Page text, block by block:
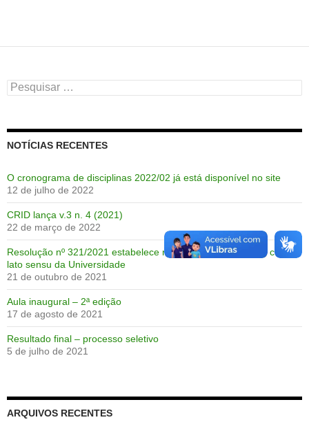
Pesquisar
por:
NOTÍCIAS RECENTES
O cronograma de disciplinas 2022/02 já está disponível no site
12 de julho de 2022
CRID lança v.3 n. 4 (2021)
22 de março de 2022
Resolução nº 321/2021 estabelece novas diretrizes para os cursos
lato sensu da Universidade
21 de outubro de 2021
Aula inaugural – 2ª edição
17 de agosto de 2021
Resultado final – processo seletivo
5 de julho de 2021
ARQUIVOS RECENTES